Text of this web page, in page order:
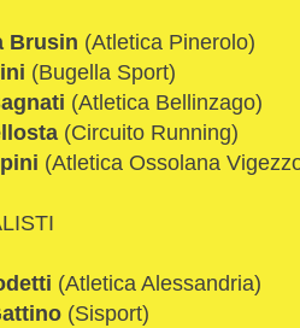
Brusin (Atletica Pinerolo)
(Bugella Sport)
(Atletica Bellinzago)
(Circuito Running)
(Atletica Ossolana
(Atletica Alessandria)
(Sisport)